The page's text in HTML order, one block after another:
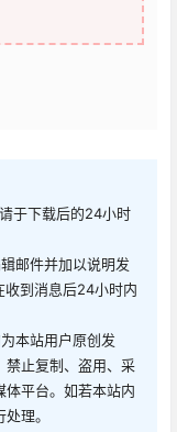
于下载后的24小时
邮件并加以说明发
到消息后24小时内
本站用户原创发
禁止复制、盗用、采
体平台。如若本站内
理。